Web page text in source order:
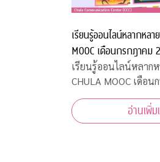
เรียนรู้ออนไลน์หลากหล
MOOC เดือนกรกฎาคม
เรียนรู้ออนไลน์หลาก
CHULA MOOC เดือ
อ่านเพิ่ม